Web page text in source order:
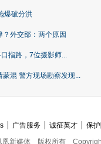
爆破分洪
外交部：两个原因
指路，7位摄影师...
混 警方现场勘察发现...
广告服务 诚征英才 保
凰新媒体
版权所有